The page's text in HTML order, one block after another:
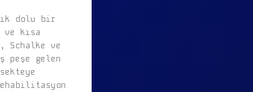
dolu bir
ve kısa
Schalke ve
peşe gelen